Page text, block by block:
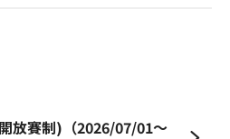
放賽制)（2026/07/01～